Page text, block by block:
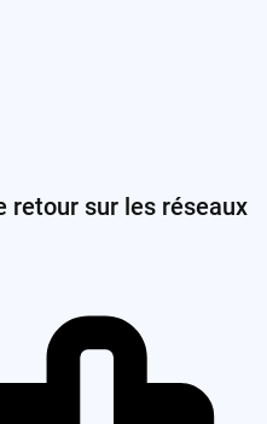
retour sur les réseaux